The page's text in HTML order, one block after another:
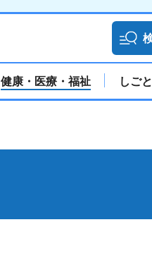
健康・医療・福祉 しご